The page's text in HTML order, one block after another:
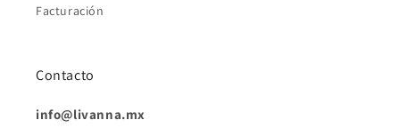
Facturación
Contacto
info@livanna.mx